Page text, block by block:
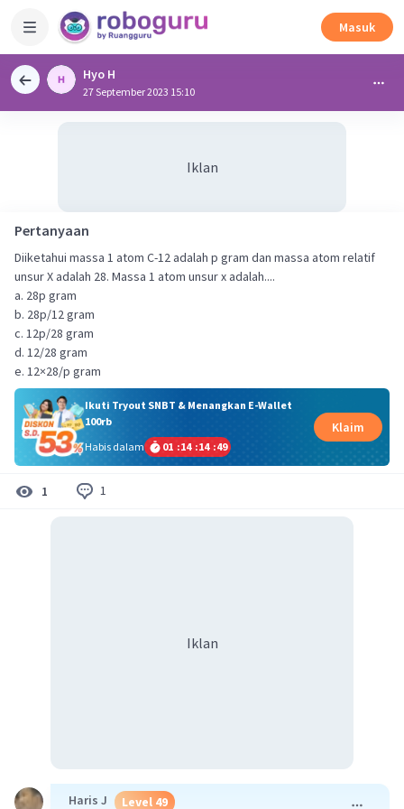
Masuk
Hyo H
27 September 2023 15:10
Iklan
Pertanyaan
Diiketahui massa 1 atom C-12 adalah p gram dan massa atom relatif
unsur X adalah 28. Massa 1 atom unsur x adalah....
a. 28p gram
b. 28p/12 gram
c. 12p/28 gram
d. 12/28 gram
e. 12×28/p gram
Ikuti Tryout SNBT & Menangkan E-Wallet
100rb
Habis dalam
01 :14 :14 :49
Klaim
1 1
Iklan
Haris J Level 49